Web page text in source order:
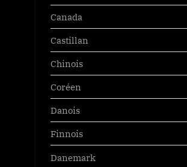
Canada
Castillan
Chinois
Coréen
Danois
Finnois
Danemark